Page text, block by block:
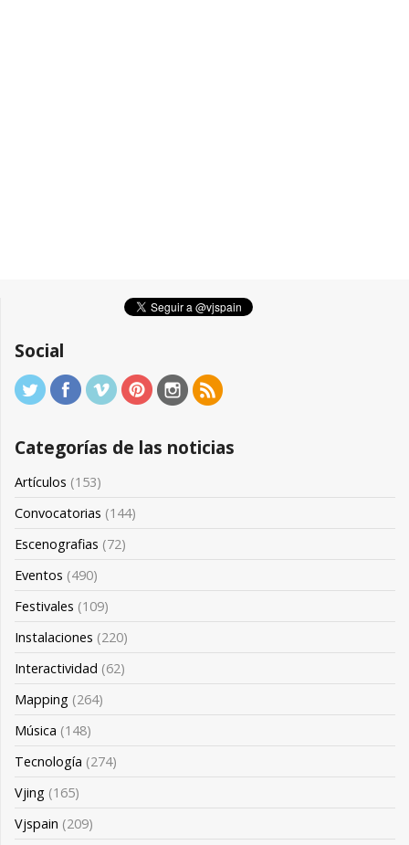
Social
Categorías de las noticias
Artículos (153)
Convocatorias (144)
Escenografias (72)
Eventos (490)
Festivales (109)
Instalaciones (220)
Interactividad (62)
Mapping (264)
Música (148)
Tecnología (274)
Vjing (165)
Vjspain (209)